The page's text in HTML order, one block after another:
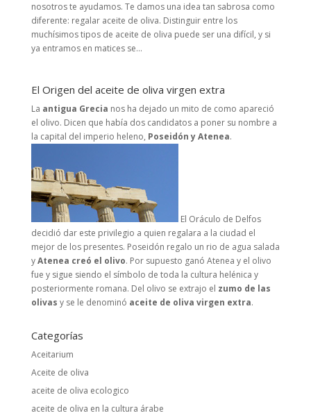
nosotros te ayudamos. Te damos una idea tan sabrosa como
diferente: regalar aceite de oliva. Distinguir entre los
muchísimos tipos de aceite de oliva puede ser una difícil, y si
ya entramos en matices se...
El Origen del aceite de oliva virgen extra
La antigua Grecia nos ha dejado un mito de como apareció
el olivo. Dicen que había dos candidatos a poner su nombre a
la capital del imperio heleno, Poseidón y Atenea.
El Oráculo de Delfos
decidió dar este privilegio a quien regalara a la ciudad el
mejor de los presentes. Poseidón regalo un rio de agua salada
yAtenea creó el olivo. Por supuesto ganó Atenea y el olivo
fue y sigue siendo el símbolo de toda la cultura helénica y
posteriormente romana. Del olivo se extrajo el zumo de las
olivas y se le denominó aceite de oliva virgen extra.
Categorías
Aceitarium
Aceite de oliva
aceite de oliva ecologico
aceite de oliva en la cultura árabe